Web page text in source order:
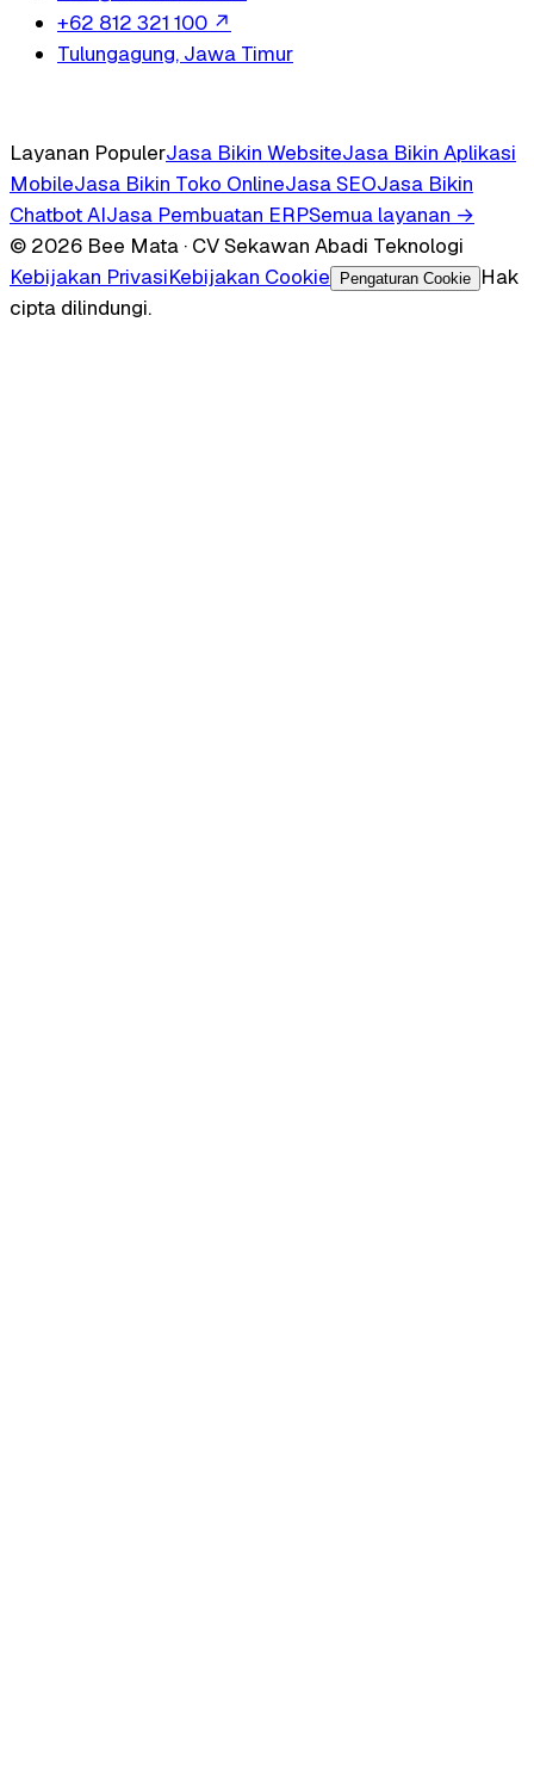
+62 812 321 100 ↗
Tulungagung, Jawa Timur
Layanan PopulerJasa Bikin WebsiteJasa Bikin Aplikasi
MobileJasa Bikin Toko OnlineJasa SEOJasa Bikin
Chatbot AIJasa Pembuatan ERPSemua layanan →
© 2026 Bee Mata · CV Sekawan Abadi Teknologi
Kebijakan PrivasiKebijakan Cookie Pengaturan Cookie
Hak
cipta dilindungi.